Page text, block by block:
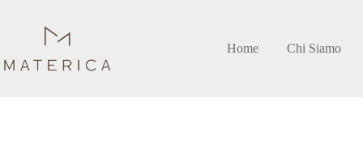
contenuto
Home
Chi Siamo